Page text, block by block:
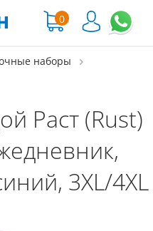
0
наборы
Раст (Rust)
3XL/4XL